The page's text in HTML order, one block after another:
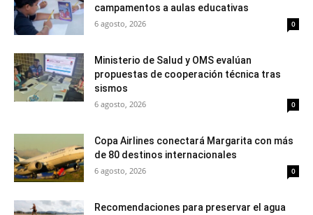
campamentos a aulas educativas
6 agosto, 2026 0
Ministerio de Salud y OMS evalúan
propuestas de cooperación técnica tras
sismos
6 agosto, 2026 0
Copa Airlines conectará Margarita con más
de 80 destinos internacionales
6 agosto, 2026 0
Recomendaciones para preservar el agua